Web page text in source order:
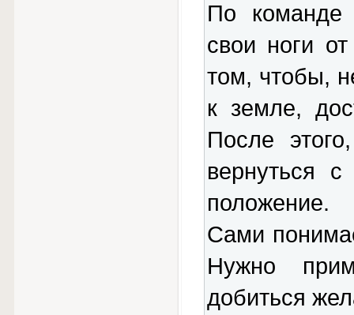
По команде
свои ноги
том, чтобы,
к земле,
После
вернуться
положение.
Сами
Нужно
добиться